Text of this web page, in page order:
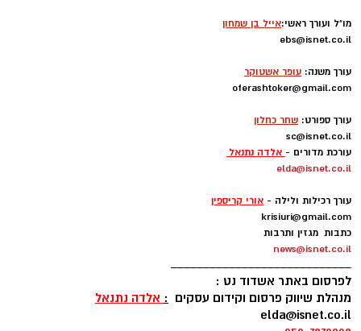
מו"ל ועורך ראשי:אייל בן שמחון
ebs@isnet.co.il
עורך משנה: עופר אשטוקר
oferashtoker@gmail.com
עורך ספורט: שחר כחלון
sc@isnet.co.il
עורכת מדורים - אלדה נתנאל
elda@isnet.co.il
עורך רכילות ולילה - אורי קריספין
krisiuri@gmail.com
כתבות מגזין ותרבות
news@isnet.co.il
____________________________
לפרסום באתר אשדוד נט :
מנהלת שיווק פרסום וקידום עסקים : אלדה נתנאל
elda@isnet.co.il